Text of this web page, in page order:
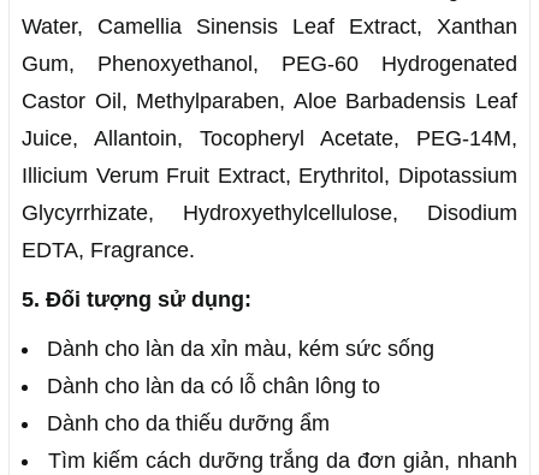
Water, Camellia Sinensis Leaf Extract, Xanthan
Gum, Phenoxyethanol, PEG-60 Hydrogenated
Castor Oil, Methylparaben, Aloe Barbadensis Leaf
Juice, Allantoin, Tocopheryl Acetate, PEG-14M,
Illicium Verum Fruit Extract, Erythritol, Dipotassium
Glycyrrhizate, Hydroxyethylcellulose, Disodium
EDTA, Fragrance.
5. Đối tượng sử dụng:
Dành cho làn da xỉn màu, kém sức sống
Dành cho làn da có lỗ chân lông to
Dành cho da thiếu dưỡng ẩm
Tìm kiếm cách dưỡng trắng da đơn giản, nhanh